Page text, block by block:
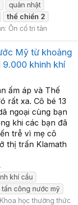
quân nhật
thế chiến 2
Ôn cố tri tân
Mỹ từ khoảng
khinh khí
ấm áp và Thế
rất xa. Cô bé 13
ngoại cùng bạn
khi các bạn đã
trễ vì mẹ cô
thị trấn Klamath
khí cầu
tấn công nước mỹ
Khoa học thường thức